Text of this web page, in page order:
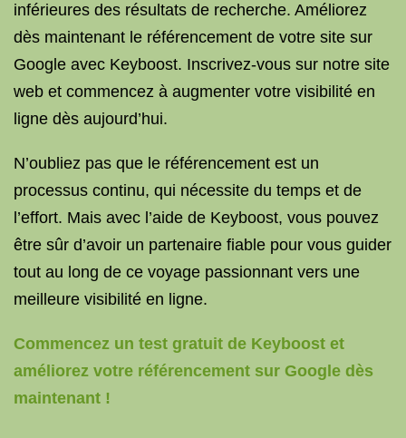
inférieures des résultats de recherche. Améliorez
dès maintenant le référencement de votre site sur
Google avec Keyboost. Inscrivez-vous sur notre site
web et commencez à augmenter votre visibilité en
ligne dès aujourd’hui.
N’oubliez pas que le référencement est un
processus continu, qui nécessite du temps et de
l’effort. Mais avec l’aide de Keyboost, vous pouvez
être sûr d’avoir un partenaire fiable pour vous guider
tout au long de ce voyage passionnant vers une
meilleure visibilité en ligne.
Commencez un test gratuit de Keyboost et
améliorez votre référencement sur Google dès
maintenant !